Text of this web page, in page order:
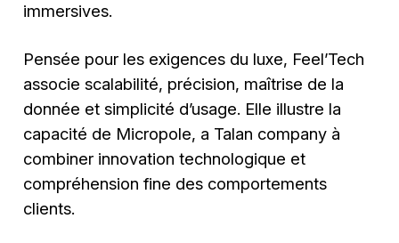
immersives.
Pensée pour les exigences du luxe, Feel’Tech
associe scalabilité, précision, maîtrise de la
donnée et simplicité d’usage. Elle illustre la
capacité de Micropole, a Talan company à
combiner innovation technologique et
compréhension fine des comportements
clients.